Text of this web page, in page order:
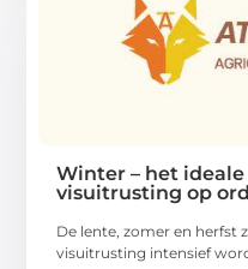
Winter – het
visuitrusting op
De lente, zomer en herfst
visuitrusting intensief